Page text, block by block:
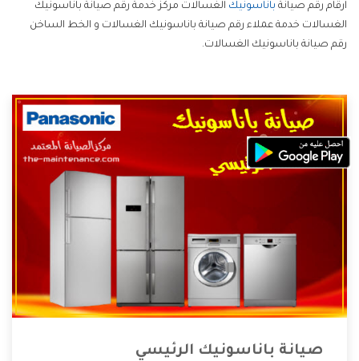
ارقام رقم صيانة باناسونيك الغسالات مركز خدمة رقم صيانة باناسونيك
الغسالات خدمة عملاء رقم صيانة باناسونيك الغسالات و الخط الساخن
رقم صيانة باناسونيك الغسالات.
صيانة باناسونيك الرئيسي